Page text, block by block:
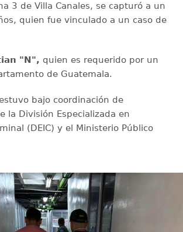
3 de Villa Canales, se capturó a un
quien fue vinculado a un caso de
"N", quien es requerido por un
de Guatemala.
bajo coordinación de
la División Especializada en
(DEIC) y el Ministerio Público